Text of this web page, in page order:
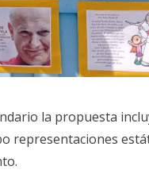
la propuesta
representaciones